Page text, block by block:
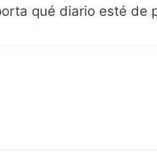
qué diario esté de